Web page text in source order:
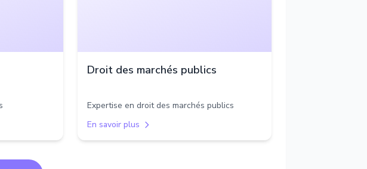
Droit des marchés publics
Expertise en droit des marchés publics
En savoir plus